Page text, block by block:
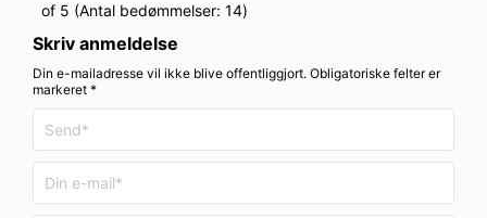
of 5 (Antal bedømmelser: 14)
Skriv anmeldelse
Din e-mailadresse vil ikke blive offentliggjort. Obligatoriske felter er
markeret *